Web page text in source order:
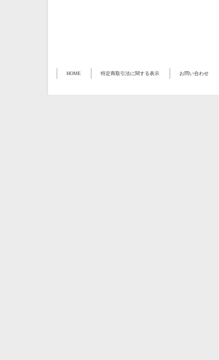
HOME 特定商取引法に関する表示 お問い合わせ